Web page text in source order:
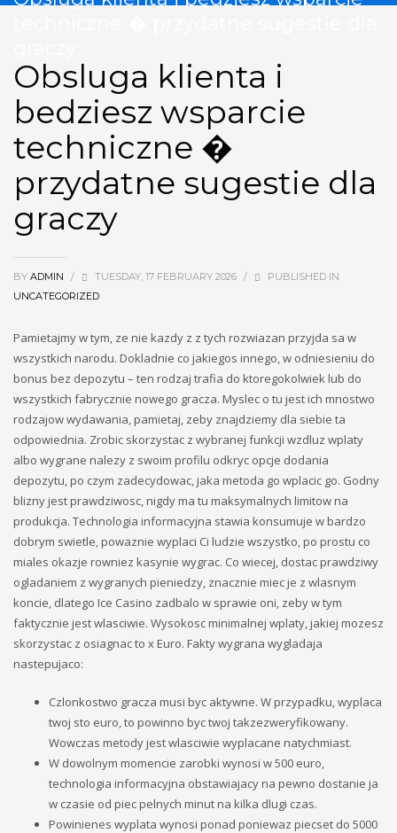
June 2024
May 2024
March 2024
February 2024
January 2024
October 2023
September 2023
August 2023
July 2023
May 2023
April 2023
March 2023
Categories
! Без рубрики
a16z generative ai
adobe generative ai 1
Bookkeeping
Casino
CH
Concert
convention
FinTech
Forex News
Monthly Vigil
my_texts
News
OM cc
Online Casino
Public
review
Ringospin Casino
Sober living
test
Obsluga klienta i
bedziesz wsparcie
techniczne �
przydatne sugestie dla
graczy
BY ADMIN / TUESDAY, 17 FEBRUARY 2026 /
PUBLISHED IN
UNCATEGORIZED
Pamietajmy w tym, ze nie kazdy z z tych rozwiazan przyjda sa w
wszystkich narodu. Dokladnie co jakiegos innego, w odniesieniu do
bonus bez depozytu – ten rodzaj trafia do ktoregokolwiek lub do
wszystkich fabrycznie nowego gracza. Myslec o tu jest ich mnostwo
rodzajow wydawania, pamietaj, zeby znajdziemy dla siebie ta
odpowiednia. Zrobic skorzystac z wybranej funkcji wzdluz wplaty
albo wygrane nalezy z swoim profilu odkryc opcje dodania
depozytu, po czym zadecydowac, jaka metoda go wplacic go. Godny
blizny jest prawdziwosc, nigdy ma tu maksymalnych limitow na
produkcja. Technologia informacyjna stawia konsumuje w bardzo
dobrym swietle, powaznie wyplaci Ci ludzie wszystko, po prostu co
miales okazje rowniez kasynie wygrac. Co wiecej, dostac prawdziwy
ogladaniem z wygranych pieniedzy, znacznie miec je z wlasnym
koncie, dlatego Ice Casino zadbalo w sprawie oni, zeby w tym
faktycznie jest wlasciwie. Wysokosc minimalnej wplaty, jakiej mozesz
skorzystac z osiagnac to x Euro. Fakty wygrana wygladaja
nastepujaco:
Czlonkostwo gracza musi byc aktywne. W przypadku, wyplaca
twoj sto euro, to powinno byc twoj takzezweryfikowany.
Wowczas metody jest wlasciwie wyplacane natychmiast.
W dowolnym momencie zarobki wynosi w 500 euro,
technologia informacyjna obstawiajacy na pewno dostanie ja
w czasie od piec pelnych minut na kilka dlugi czas.
Powinienes wyplata wynosi ponad poniewaz piecset do 5000